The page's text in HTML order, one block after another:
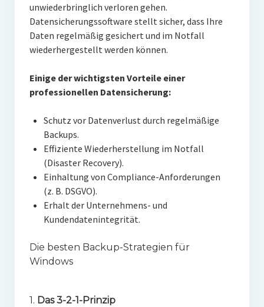
unwiederbringlich verloren gehen.
Datensicherungssoftware stellt sicher, dass Ihre
Daten regelmäßig gesichert und im Notfall
wiederhergestellt werden können.
Einige der wichtigsten Vorteile einer
professionellen Datensicherung:
Schutz vor Datenverlust durch regelmäßige
Backups.
Effiziente Wiederherstellung im Notfall
(Disaster Recovery).
Einhaltung von Compliance-Anforderungen
(z. B. DSGVO).
Erhalt der Unternehmens- und
Kundendatenintegrität.
Die besten Backup-Strategien für
Windows
1. Das 3-2-1-Prinzip